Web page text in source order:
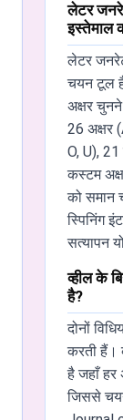
लेटर
इस्तेमाल
लेटर
चयन टूल
अक्षर
26 अक्षर
O, U), 21
कस्टम
को समान
स्पिनिंग
सत्यापन
व्हील के
है?
दोनों
करती हैं।
है जहाँ
जिससे